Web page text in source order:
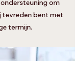
om
tevreden bent met
termijn.